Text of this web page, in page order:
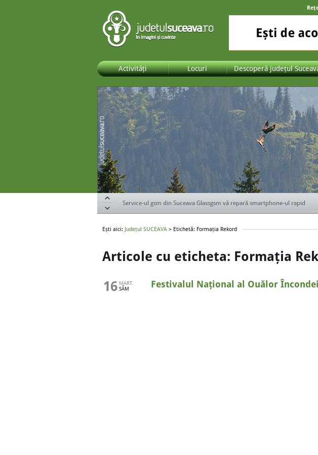
Activități Locuri Descoperă județul
Service-ul gsm din Suceava Glassgsm vă repară smartphone-ul rapid
Ești aici: Județul SUCEAVA > Etichetă: Formația Rekord
Articole cu eticheta: Formația
Festivalul Național al Ouălor
16 MART.
SÂM